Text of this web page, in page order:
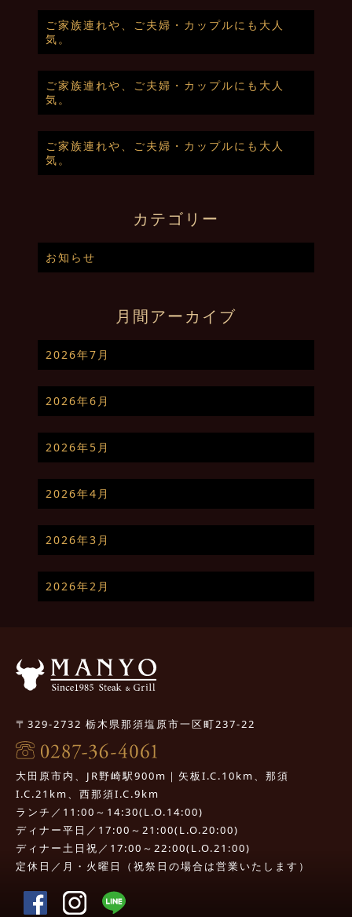
ご家族連れや、ご夫婦・カップルにも大人
気。
ご家族連れや、ご夫婦・カップルにも大人
気。
ご家族連れや、ご夫婦・カップルにも大人
気。
カテゴリー
お知らせ
月間アーカイブ
2026年7月
2026年6月
2026年5月
2026年4月
2026年3月
2026年2月
〒329-2732 栃木県那須塩原市一区町237-22
大田原市内、JR野崎駅900m｜矢板I.C.10km、那須
I.C.21km、西那須I.C.9km
ランチ／11:00～14:30(L.O.14:00)
ディナー平日／17:00～21:00(L.O.20:00)
ディナー土日祝／17:00～22:00(L.O.21:00)
定休日／月・火曜日（祝祭日の場合は営業いたします）